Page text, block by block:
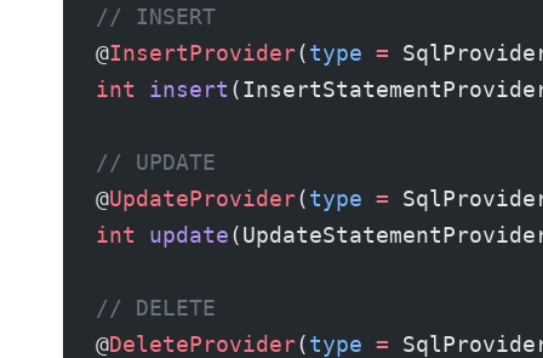
// INSERT
@InsertProvider(type =
int insert
// UPDATE
@UpdateProvider(type =
int update
// DELETE
@DeleteProvider(type =